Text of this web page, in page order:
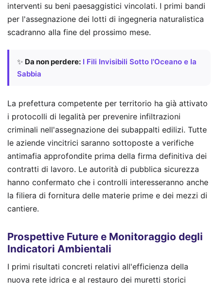
interventi su beni paesaggistici vincolati. I primi bandi
per l'assegnazione dei lotti di ingegneria naturalistica
scadranno alla fine del prossimo mese.
✨ Da non perdere: I Fili Invisibili Sotto l'Oceano e la
Sabbia
La prefettura competente per territorio ha già attivato
i protocolli di legalità per prevenire infiltrazioni
criminali nell'assegnazione dei subappalti edilizi. Tutte
le aziende vincitrici saranno sottoposte a verifiche
antimafia approfondite prima della firma definitiva dei
contratti di lavoro. Le autorità di pubblica sicurezza
hanno confermato che i controlli interesseranno anche
la filiera di fornitura delle materie prime e dei mezzi di
cantiere.
Prospettive Future e Monitoraggio degli
Indicatori Ambientali
I primi risultati concreti relativi all'efficienza della
nuova rete idrica e al restauro dei muretti storici